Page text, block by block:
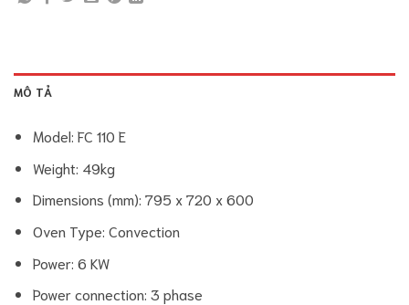
MÔ TẢ
Model: FC 110 E
Weight: 49kg
Dimensions (mm): 795 x 720 x 600
Oven Type: Convection
Power: 6 KW
Power connection: 3 phase